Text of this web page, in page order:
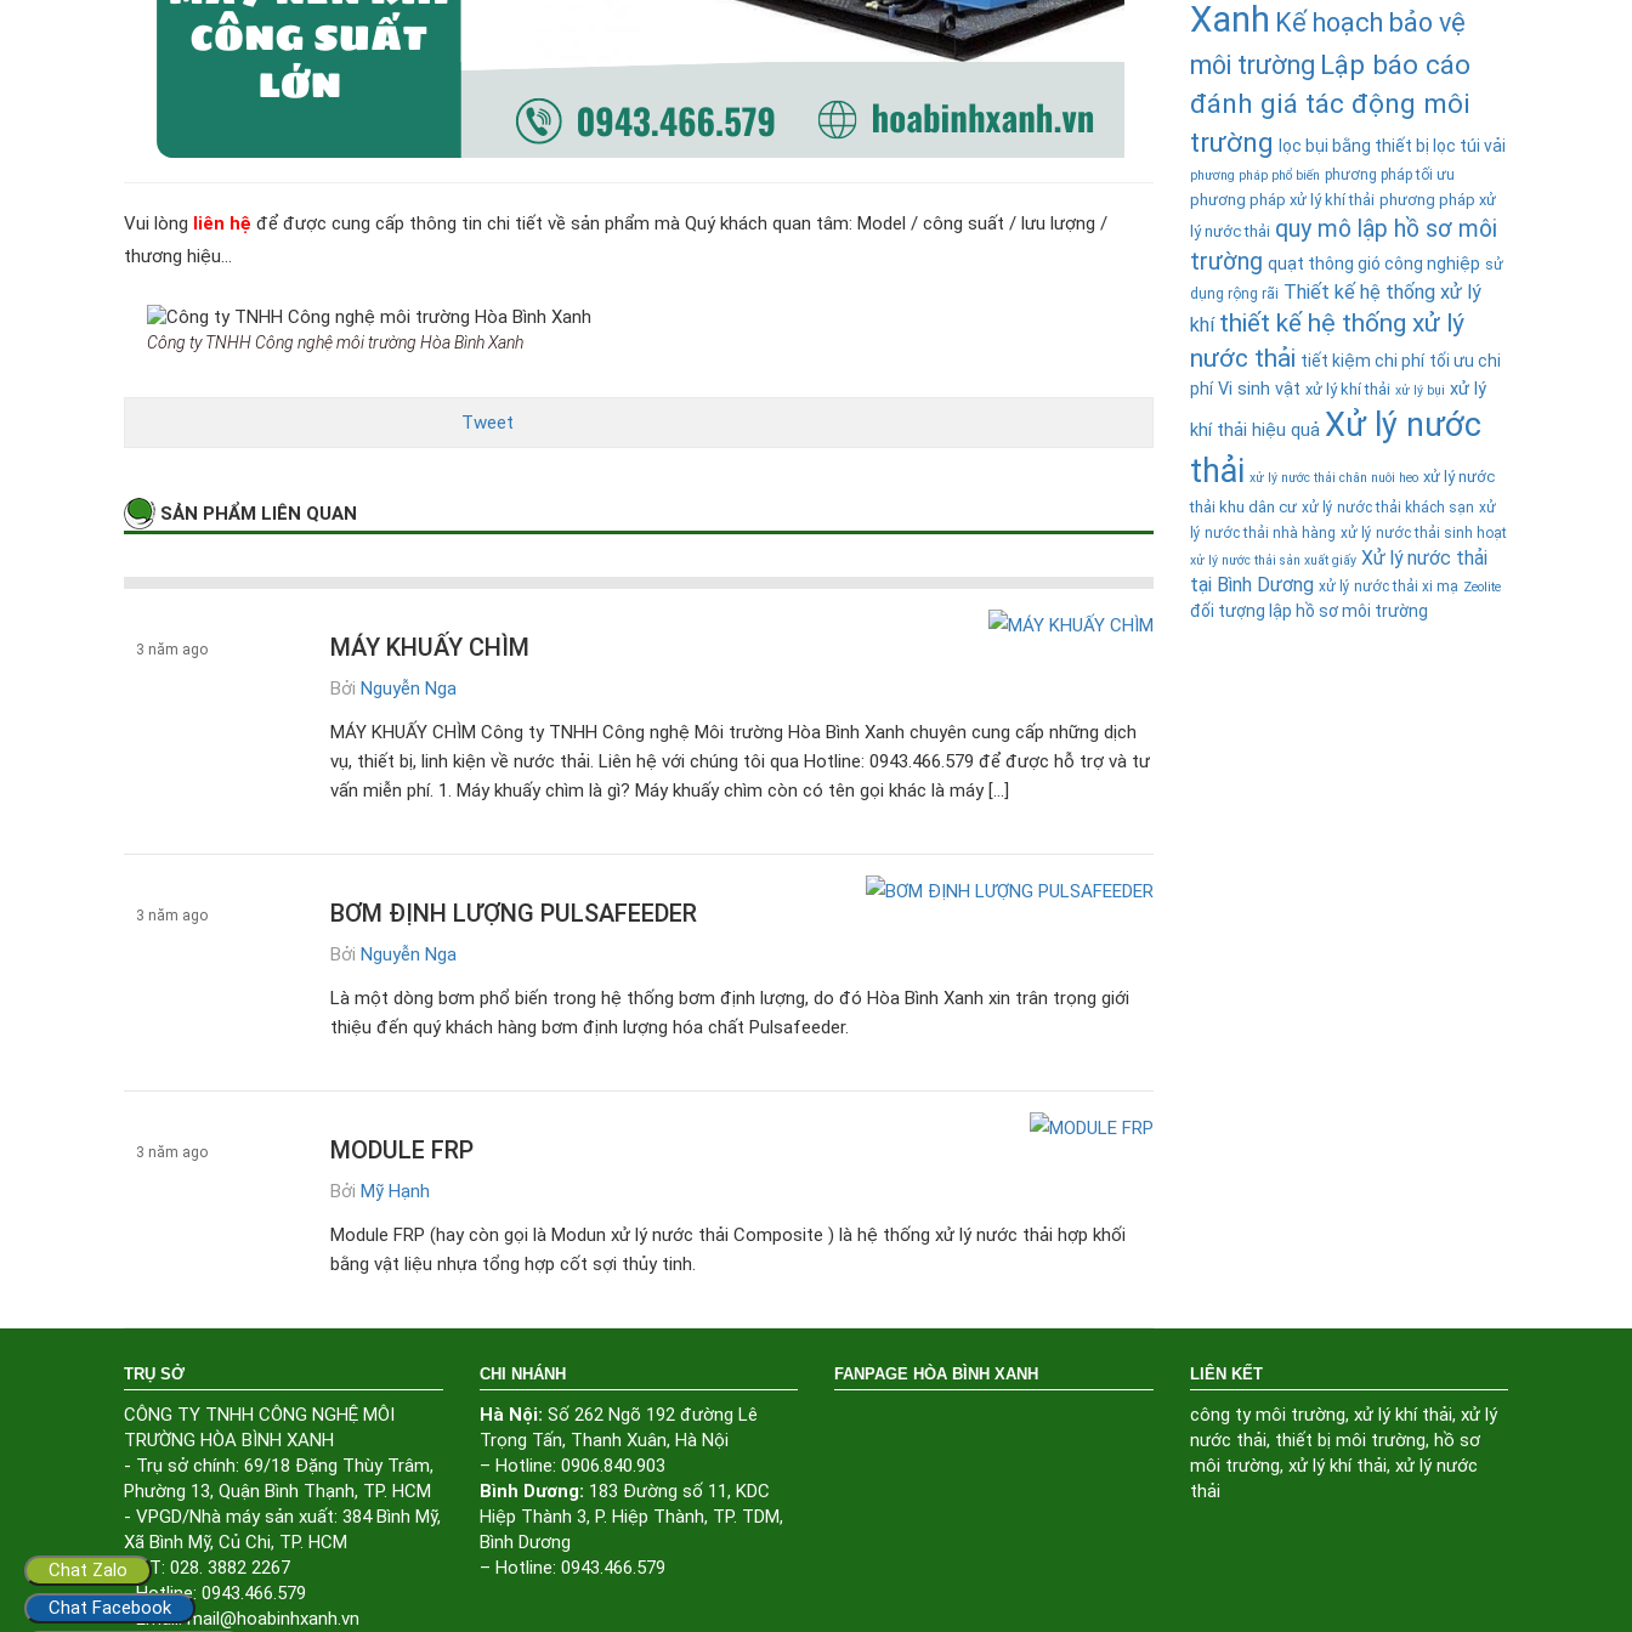
Vui lòng liên hệ để được cung cấp thông tin chi tiết về sản phẩm mà Quý khách quan tâm: Model / công suất / lưu lượng /
thương hiệu…
Công ty TNHH Công nghệ môi trường Hòa Bình Xanh
Tweet
SẢN PHẨM LIÊN QUAN
MÁY KHUẤY CHÌM
3 năm ago
Bởi Nguyễn Nga
MÁY KHUẤY CHÌM Công ty TNHH Công nghệ Môi trường Hòa Bình Xanh chuyên cung cấp những dịch
vụ, thiết bị, linh kiện về nước thải. Liên hệ với chúng tôi qua Hotline: 0943.466.579 để được hỗ trợ và tư
vấn miễn phí. 1. Máy khuấy chìm là gì? Máy khuấy chìm còn có tên gọi khác là máy […]
BƠM ĐỊNH LƯỢNG PULSAFEEDER
3 năm ago
Bởi Nguyễn Nga
Là một dòng bơm phổ biến trong hệ thống bơm định lượng, do đó Hòa Bình Xanh xin trân trọng giới
thiệu đến quý khách hàng bơm định lượng hóa chất Pulsafeeder.
MODULE FRP
3 năm ago
Bởi Mỹ Hạnh
Module FRP (hay còn gọi là Modun xử lý nước thải Composite ) là hệ thống xử lý nước thải hợp khối
bằng vật liệu nhựa tổng hợp cốt sợi thủy tinh.
Xanh Kế hoạch bảo vệ
môi trường Lập báo cáo
đánh giá tác động môi
trường lọc bụi bằng thiết bị lọc túi vải
phương pháp phổ biến phương pháp tối ưu
phương pháp xử lý khí thải phương pháp xử
lý nước thải quy mô lập hồ sơ môi
trường quạt thông gió công nghiệp sử
dụng rộng rãi Thiết kế hệ thống xử lý
khí thiết kế hệ thống xử lý
nước thải tiết kiệm chi phí tối ưu chi
phí Vi sinh vật xử lý khí thải xử lý bụi xử lý
khí thải hiệu quả Xử lý nước
thải xử lý nước thải chăn nuôi heo xử lý nước
thải khu dân cư xử lý nước thải khách sạn xử
lý nước thải nhà hàng xử lý nước thải sinh hoạt
xử lý nước thải sản xuất giấy Xử lý nước thải
tại Bình Dương xử lý nước thải xi mạ Zeolite
đối tượng lập hồ sơ môi trường
TRỤ SỞ
CÔNG TY TNHH CÔNG NGHỆ MÔI
TRƯỜNG HÒA BÌNH XANH
- Trụ sở chính: 69/18 Đặng Thùy Trâm,
Phường 13, Quận Bình Thạnh, TP. HCM
- VPGD/Nhà máy sản xuất: 384 Bình Mỹ,
Xã Bình Mỹ, Củ Chi, TP. HCM
- ĐT: 028. 3882 2267
- Hotline: 0943.466.579
- Email: mail@hoabinhxanh.vn
CHI NHÁNH
Hà Nội: Số 262 Ngõ 192 đường Lê
Trọng Tấn, Thanh Xuân, Hà Nội
– Hotline: 0906.840.903
Bình Dương: 183 Đường số 11, KDC
Hiệp Thành 3, P. Hiệp Thành, TP. TDM,
Bình Dương
– Hotline: 0943.466.579
FANPAGE HÒA BÌNH XANH LIÊN KẾT
công ty môi trường, xử lý khí thải, xử lý
nước thải, thiết bị môi trường, hồ sơ
môi trường, xử lý khí thải, xử lý nước
thải
Chat Zalo
Chat Facebook